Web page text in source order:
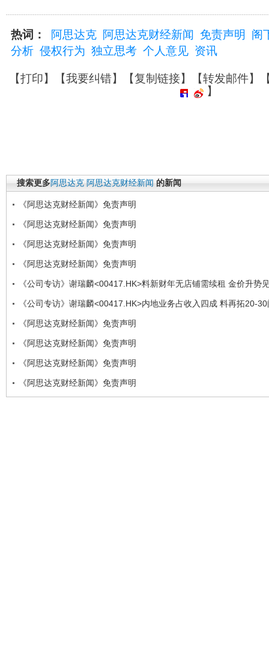
热词： 阿思达克 阿思达克财经新闻 免责声明
阁
分析 侵权行为 独立思考 个人意见 资讯
【打印】【我要纠错】【复制链接】【转发邮件】
】
搜索更多阿思达克 阿思达克财经新闻 的新闻
《阿思达克财经新闻》免责声明
《阿思达克财经新闻》免责声明
《阿思达克财经新闻》免责声明
《阿思达克财经新闻》免责声明
《公司专访》谢瑞麟<00417.HK>料新财年无店铺需续租 金价升势
《公司专访》谢瑞麟<00417.HK>内地业务占收入四成 料再拓20-
《阿思达克财经新闻》免责声明
《阿思达克财经新闻》免责声明
《阿思达克财经新闻》免责声明
《阿思达克财经新闻》免责声明